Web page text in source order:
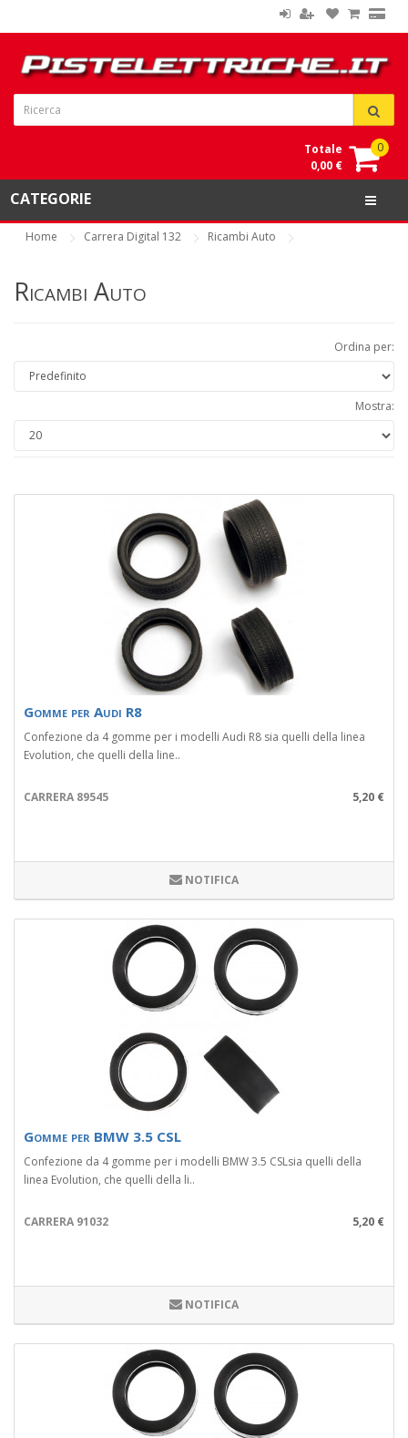
0
Totale
0,00 €
CATEGORIE
Home Carrera Digital 132 Ricambi Auto
Ricambi Auto
Ordina per:
Mostra:
Gomme per Audi R8
Confezione da 4 gomme per i modelli Audi R8 sia quelli della linea
Evolution, che quelli della line..
CARRERA 89545 5,20 €
NOTIFICA
Gomme per BMW 3.5 CSL
Confezione da 4 gomme per i modelli BMW 3.5 CSLsia quelli della
linea Evolution, che quelli della li..
CARRERA 91032 5,20 €
NOTIFICA